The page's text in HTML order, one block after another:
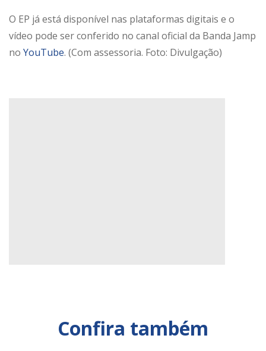
O EP já está disponível nas plataformas digitais e o
vídeo pode ser conferido no canal oficial da Banda Jamp
no YouTube. (Com assessoria. Foto: Divulgação)
Confira também